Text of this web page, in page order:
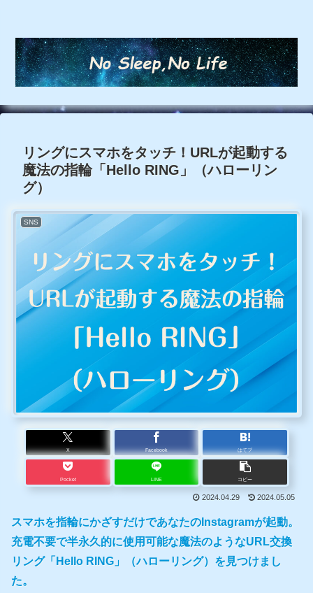
リングにスマホをタッチ！URLが起動する
魔法の指輪「Hello RING」（ハローリン
グ）
SNS
X Facebook はてブ
Pocket LINE コピー
2024.04.29 2024.05.05
スマホを指輪にかざすだけであなたのInstagramが起動。
充電不要で半永久的に使用可能な魔法のようなURL交換
リング「Hello RING」（ハローリング）を見つけまし
た。